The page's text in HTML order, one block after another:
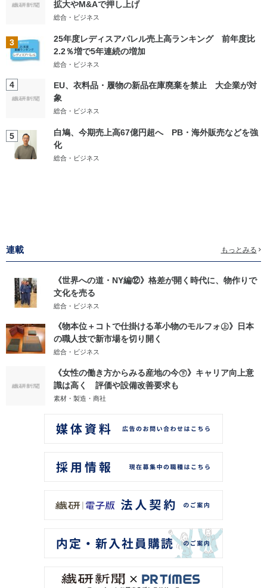
拡大やM&Aで押し上げ
総合・ビジネス
3
25年度レディスアパレル売上高ランキング 前年度比
2.2％増で5年連続の増加
総合・ビジネス
4
EU、衣料品・履物の新品在庫廃棄を禁止 大企業が対
象
総合・ビジネス
5
白鳩、今期売上高67億円超へ PB・海外販売などを強
化
総合・ビジネス
連載 もっとみる
《世界への道・NY編⑫》格差が開く時代に、物作りで
文化を売る
総合・ビジネス
《物本位＋コトで仕掛ける革小物のモルフォ㊤》日本
の職人技で新市場を切り開く
総合・ビジネス
《女性の働き方からみる産地の今㊦》キャリア向上意
識は高く 評価や設備改善要求も
素材・製造・商社